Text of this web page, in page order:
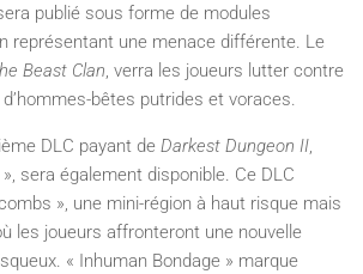
publié sous forme de modules
représentant une menace différente. Le
Beast Clan, verra les joueurs lutter contre
d’hommes-bêtes putrides et voraces.
DLC payant de Darkest Dungeon II,
sera également disponible. Ce DLC
», une mini-région à haut risque mais
les joueurs affronteront une nouvelle
« Inhuman Bondage » marque